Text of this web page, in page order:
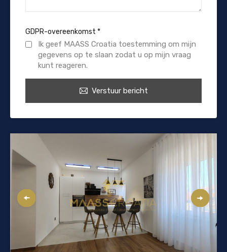
GDPR-overeenkomst *
Ik geef MAASS Croatia toestemming om mijn
gegevens op te slaan zodat u op mijn vraag
kunt reageren.
Verstuur bericht